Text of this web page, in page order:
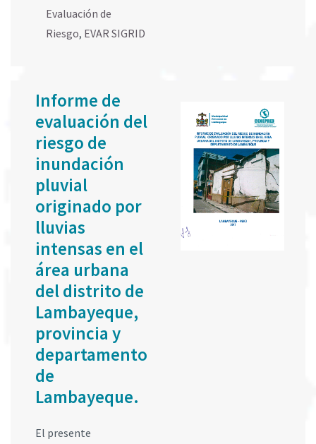
Evaluación de
Riesgo, EVAR SIGRID
Informe de
evaluación del
riesgo de
inundación
pluvial
originado por
lluvias
intensas en el
área urbana
del distrito de
Lambayeque,
provincia y
departamento
de
Lambayeque.
El presente